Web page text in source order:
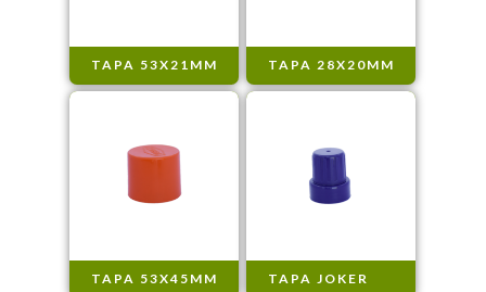
TAPA 53X21MM TAPA 28X20MM
TAPA 53X45MM TAPA JOKER